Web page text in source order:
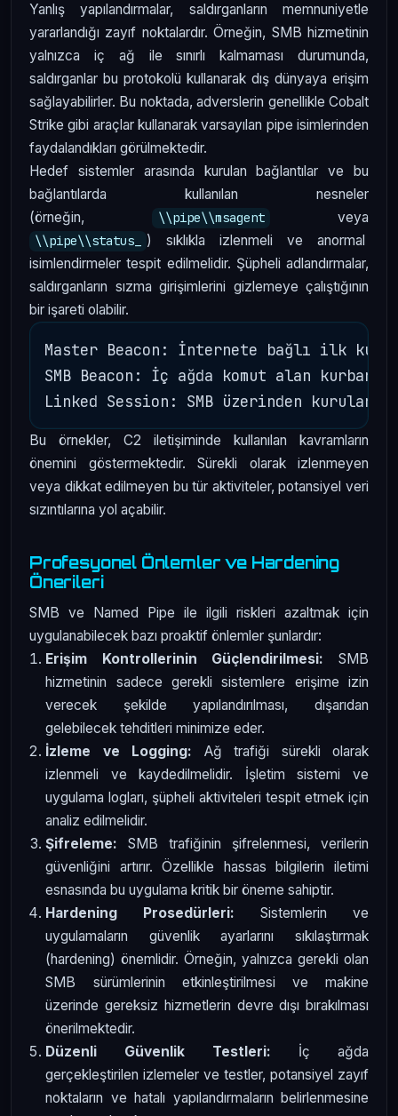
Yanlış yapılandırmalar, saldırganların memnuniyetle
yararlandığı zayıf noktalardır. Örneğin, SMB hizmetinin
yalnızca iç ağ ile sınırlı kalmaması durumunda,
saldırganlar bu protokolü kullanarak dış dünyaya erişim
sağlayabilirler. Bu noktada, adverslerin genellikle Cobalt
Strike gibi araçlar kullanarak varsayılan pipe isimlerinden
faydalandıkları görülmektedir.
Hedef sistemler arasında kurulan bağlantılar ve bu
bağlantılarda kullanılan nesneler
(örneğin,
\\pipe\\msagent veya
\\pipe\\status_
) sıklıkla izlenmeli ve anormal
isimlendirmeler tespit edilmelidir. Şüpheli adlandırmalar,
saldırganların sızma girişimlerini gizlemeye çalıştığının
bir işareti olabilir.
Master Beacon: İnternete bağlı ilk
SMB Beacon: İç ağda komut alan kurban.
Bu örnekler, C2 iletişiminde kullanılan kavramların
önemini göstermektedir. Sürekli olarak izlenmeyen
veya dikkat edilmeyen bu tür aktiviteler, potansiyel veri
sızıntılarına yol açabilir.
Profesyonel Önlemler ve Hardening
Önerileri
SMB ve Named Pipe ile ilgili riskleri azaltmak için
uygulanabilecek bazı proaktif önlemler şunlardır:
Erişim Kontrollerinin Güçlendirilmesi: SMB
hizmetinin sadece gerekli sistemlere erişime izin
verecek şekilde yapılandırılması, dışarıdan
gelebilecek tehditleri minimize eder.
İzleme ve Logging: Ağ trafiği sürekli olarak
izlenmeli ve kaydedilmelidir. İşletim sistemi ve
uygulama logları, şüpheli aktiviteleri tespit etmek için
analiz edilmelidir.
Şifreleme: SMB trafiğinin şifrelenmesi, verilerin
güvenliğini artırır. Özellikle hassas bilgilerin iletimi
esnasında bu uygulama kritik bir öneme sahiptir.
Hardening Prosedürleri: Sistemlerin ve
uygulamaların güvenlik ayarlarını sıkılaştırmak
(hardening) önemlidir. Örneğin, yalnızca gerekli olan
SMB sürümlerinin etkinleştirilmesi ve makine
üzerinde gereksiz hizmetlerin devre dışı bırakılması
önerilmektedir.
Düzenli Güvenlik Testleri: İç ağda
gerçekleştirilen izlemeler ve testler, potansiyel zayıf
noktaların ve hatalı yapılandırmaların belirlenmesine